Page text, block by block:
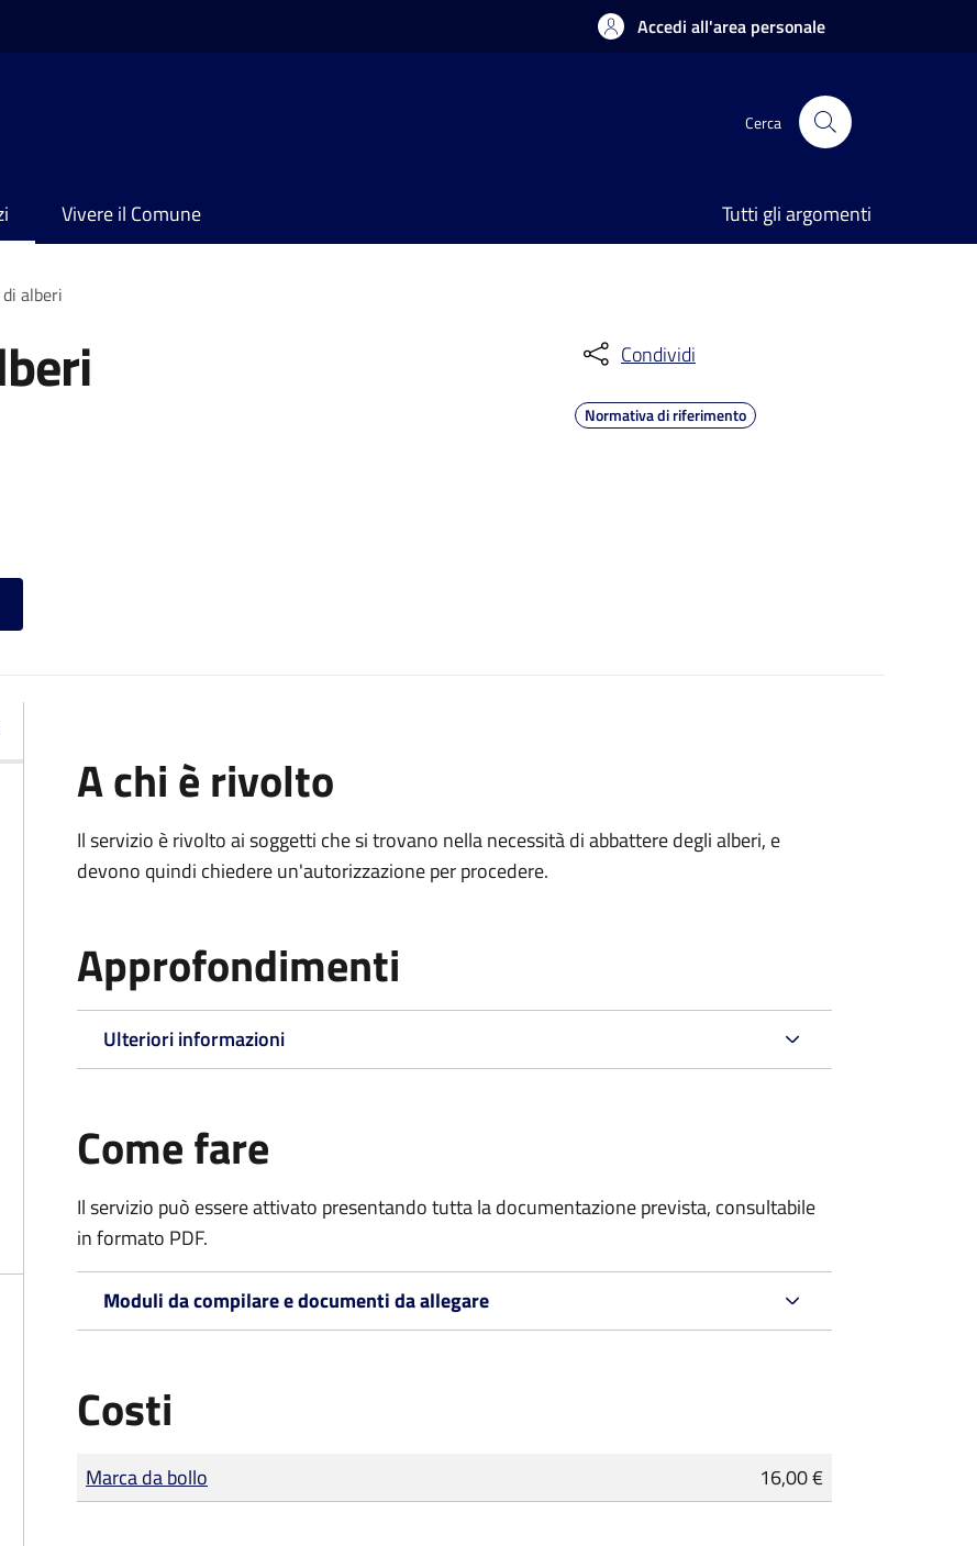
Accedi all'area personale
Cerca
Vivere il Comune Tutti gli argomenti
alberi
Condividi
Normativa di riferimento
A chi è rivolto
Il servizio è rivolto ai soggetti che si trovano nella necessità di abbattere degli alberi, e
devono quindi chiedere un'autorizzazione per procedere.
Approfondimenti
Ulteriori informazioni
Come fare
Il servizio può essere attivato presentando tutta la documentazione prevista, consultabile
in formato PDF.
Moduli da compilare e documenti da allegare
Costi
Tipo di pagamento
Importo
Marca da bollo 16,00 €